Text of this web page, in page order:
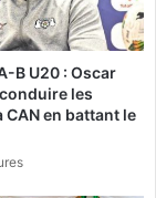
B U20 : Oscar
les
CAN en battant le